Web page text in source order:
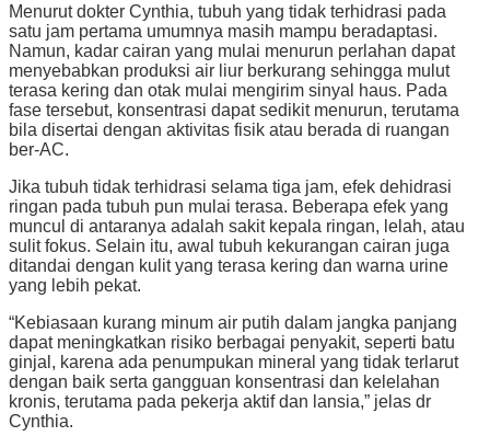
Menurut dokter Cynthia, tubuh yang tidak terhidrasi pada
satu jam pertama umumnya masih mampu beradaptasi.
Namun, kadar cairan yang mulai menurun perlahan dapat
menyebabkan produksi air liur berkurang sehingga mulut
terasa kering dan otak mulai mengirim sinyal haus. Pada
fase tersebut, konsentrasi dapat sedikit menurun, terutama
bila disertai dengan aktivitas fisik atau berada di ruangan
ber-AC.
Jika tubuh tidak terhidrasi selama tiga jam, efek dehidrasi
ringan pada tubuh pun mulai terasa. Beberapa efek yang
muncul di antaranya adalah sakit kepala ringan, lelah, atau
sulit fokus. Selain itu, awal tubuh kekurangan cairan juga
ditandai dengan kulit yang terasa kering dan warna urine
yang lebih pekat.
“Kebiasaan kurang minum air putih dalam jangka panjang
dapat meningkatkan risiko berbagai penyakit, seperti batu
ginjal, karena ada penumpukan mineral yang tidak terlarut
dengan baik serta gangguan konsentrasi dan kelelahan
kronis, terutama pada pekerja aktif dan lansia,” jelas dr
Cynthia.